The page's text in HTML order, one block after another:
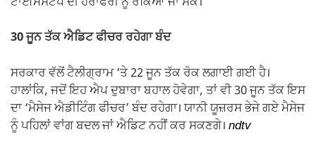
30 ਜੂਨ ਤੱਕ ਐਡਿਟ ਫੀਚਰ ਰਹੇਗਾ ਬੰਦ
ਸਰਕਾਰ ਵੱਲੋਂ ਟੈਲੀਗ੍ਰਾਮ ‘ਤੇ 22 ਜੂਨ ਤੱਕ ਰੋਕ ਲਗਾਈ ਗਈ ਹੈ।
ਹਾਲਾਂਕਿ, ਜਦੋਂ ਇਹ ਐਪ ਦੁਬਾਰਾ ਬਹਾਲ ਹੋਵੇਗਾ, ਤਾਂ ਵੀ 30 ਜੂਨ ਤੱਕ ਇਸ
ਦਾ ‘ਮੈਸੇਜ ਐਡੀਟਿੰਗ ਫੀਚਰ’ ਬੰਦ ਰਹੇਗਾ। ਯਾਨੀ ਯੂਜ਼ਰਸ ਭੇਜੇ ਗਏ ਮੈਸੇਜ
ਨੂੰ ਪਹਿਲਾਂ ਵਾਂਗ ਬਦਲ ਜਾਂ ਐਡਿਟ ਨਹੀਂ ਕਰ ਸਕਣਗੇ। ndtv